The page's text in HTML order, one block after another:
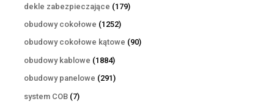
produktów
dekle zabezpieczające 179179
obudowy cokołowe 12521252
produkty
obudowy cokołowe kątowe 9090
obudowy kablowe 18841884
produkty
obudowy panelowe 291291
system COB 77